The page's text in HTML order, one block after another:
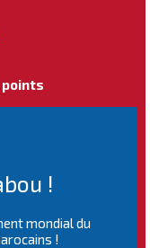
points
!
mondial du
!